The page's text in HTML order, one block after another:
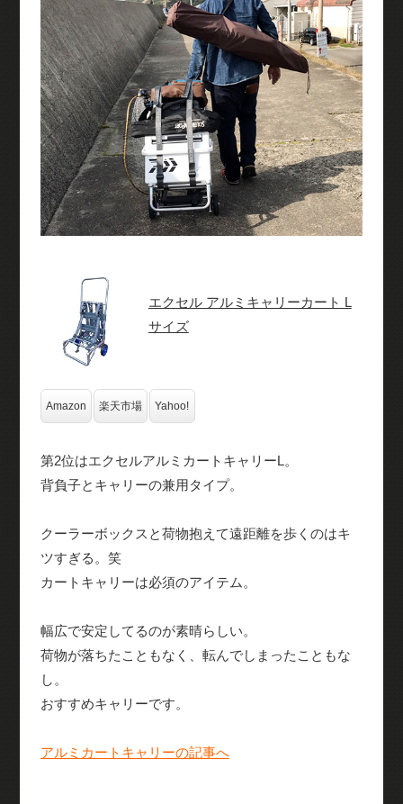
エクセル アルミキャリーカート L
サイズ
Amazon 楽天市場 Yahoo!
第2位はエクセルアルミカートキャリーL。
背負子とキャリーの兼用タイプ。
クーラーボックスと荷物抱えて遠距離を歩くのはキ
ツすぎる。笑
カートキャリーは必須のアイテム。
幅広で安定してるのが素晴らしい。
荷物が落ちたこともなく、転んでしまったこともな
し。
おすすめキャリーです。
アルミカートキャリーの記事へ